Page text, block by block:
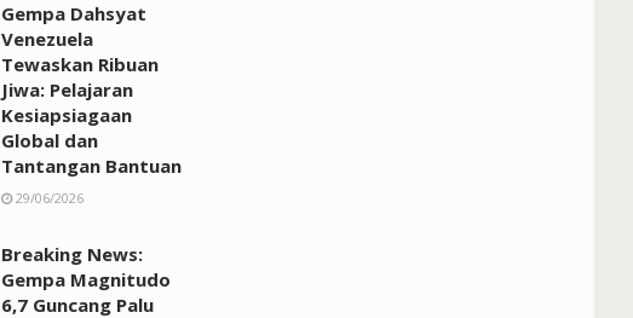
Gempa Dahsyat
Venezuela
Tewaskan Ribuan
Jiwa: Pelajaran
Kesiapsiagaan
Global dan
Tantangan Bantuan
29/06/2026
Breaking News:
Gempa Magnitudo
6,7 Guncang Palu